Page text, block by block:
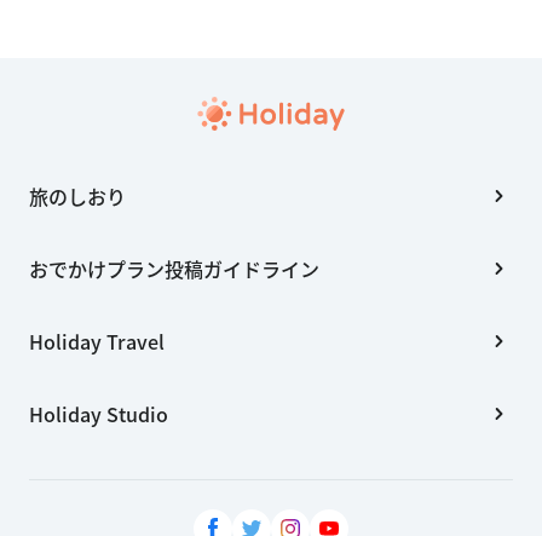
旅のしおり
おでかけプラン投稿ガイドライン
Holiday Travel
Holiday Studio